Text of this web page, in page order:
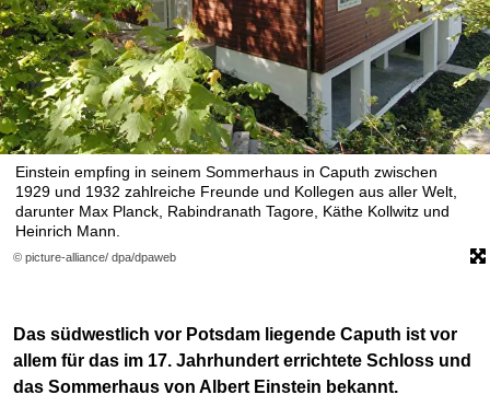
© picture-alliance/ dpa/dpaweb
Einstein empfing in seinem Sommerhaus in Caputh zwischen
1929 und 1932 zahlreiche Freunde und Kollegen aus aller Welt,
darunter Max Planck, Rabindranath Tagore, Käthe Kollwitz und
Heinrich Mann.
Das südwestlich vor Potsdam liegende Caputh ist vor
allem für das im 17. Jahrhundert errichtete Schloss und
das Sommerhaus von Albert Einstein bekannt.